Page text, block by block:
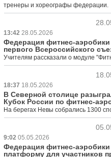
тренеры и хореографы федерации.
13:42 28.05.2026
Федерация фитнес-
первого Всероссийского
Учителям рассказали о модуле
18:37 18.05.2026
В Северной столице
Кубок России по фитнес-
На берегах Невы собрались 1300
9:02 05.05.2026
Федерация фитнес-аэробики
платформу для участников